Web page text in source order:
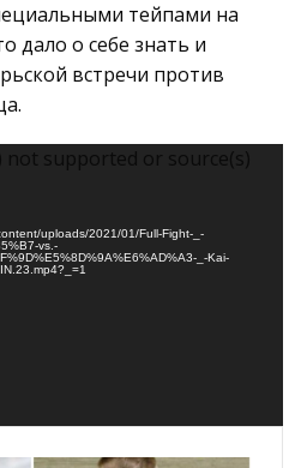
тейпами на
дало о себе знать и
встречи против
not supported or source(s)
uploads/2021/01/Full-Fight-_-
vs.-
_-Kai-